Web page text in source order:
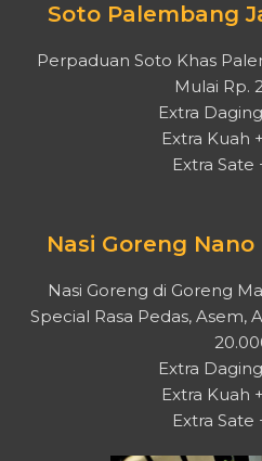
Soto Palembang
Perpaduan Soto Khas
Mulai Rp.
Extra
Extra Kuah
Extra Sate
Nasi Goreng
Nasi Goreng di Goreng
Special Rasa Pedas, Asem,
Extra
Extra Kuah
Extra Sate